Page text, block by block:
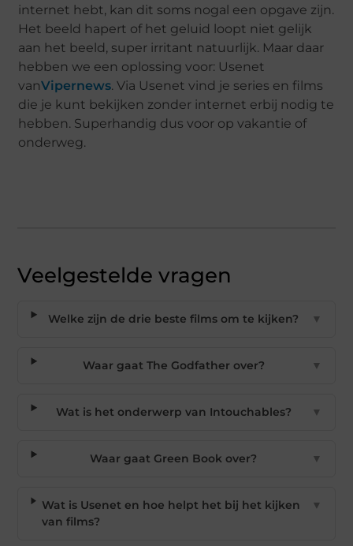
internet hebt, kan dit soms nogal een opgave zijn.
Het beeld hapert of het geluid loopt niet gelijk
aan het beeld, super irritant natuurlijk. Maar daar
hebben we een oplossing voor: Usenet
vanVipernews. Via Usenet vind je series en films
die je kunt bekijken zonder internet erbij nodig te
hebben. Superhandig dus voor op vakantie of
onderweg.
Veelgestelde vragen
Welke zijn de drie beste films om te kijken? ▼
Waar gaat The Godfather over? ▼
Wat is het onderwerp van Intouchables? ▼
Waar gaat Green Book over? ▼
Wat is Usenet en hoe helpt het bij het kijken
van films?
▼